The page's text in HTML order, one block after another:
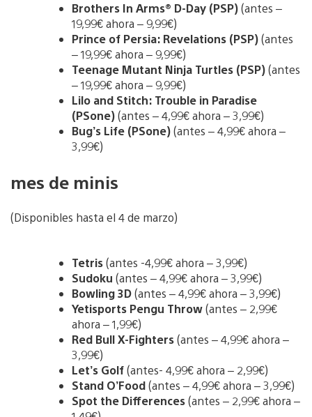
Brothers In Arms® D-Day (PSP)(antes –
19,99€ ahora – 9,99€)
Prince of Persia: Revelations (PSP)(antes
– 19,99€ ahora – 9,99€)
Teenage Mutant Ninja Turtles (PSP)(antes
– 19,99€ ahora – 9,99€)
Lilo and Stitch: Trouble in Paradise
(PSone)(antes – 4,99€ ahora – 3,99€)
Bug’s Life (PSone)(antes – 4,99€ ahora –
3,99€)
mes de minis
(Disponibles hasta el 4 de marzo)
Tetris(antes -4,99€ ahora – 3,99€)
Sudoku (antes – 4,99€ ahora – 3,99€)
Bowling 3D(antes – 4,99€ ahora – 3,99€)
Yetisports Pengu Throw(antes – 2,99€
ahora – 1,99€)
Red Bull X-Fighters(antes – 4,99€ ahora –
3,99€)
Let’s Golf(antes- 4,99€ ahora – 2,99€)
Stand O’Food(antes – 4,99€ ahora – 3,99€)
Spot the Differences(antes – 2,99€ ahora –